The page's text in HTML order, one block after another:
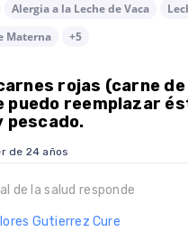
Alergia a la Leche de Vaca
Materna
+5
rojas (carne
puedo reemplazar
pescado.
de 24 años
de la salud responde
Gutierrez Cure